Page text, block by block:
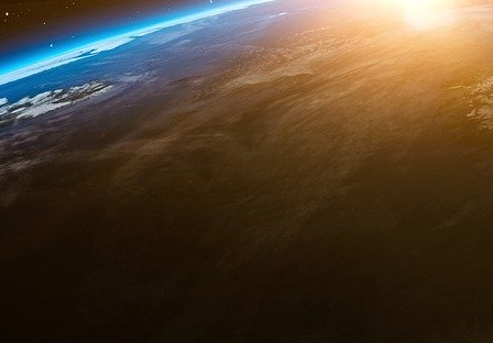
Trump a levé le principal obstacle à la mise
à la personne : les critiques et les
Unis. Alors que le président Joe Biden gardait
louer à chaque occasion, se rangeant
alliés de longue date comme les forces
en proclamant qu’il n’aurait pas assisté